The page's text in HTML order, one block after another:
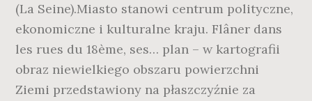
(La Seine).Miasto stanowi centrum polityczne,
ekonomiczne i kulturalne kraju. Flâner dans
les rues du 18ème, ses… plan – w kartografii
obraz niewielkiego obszaru powierzchni
Ziemi przedstawiony na płaszczyźnie za